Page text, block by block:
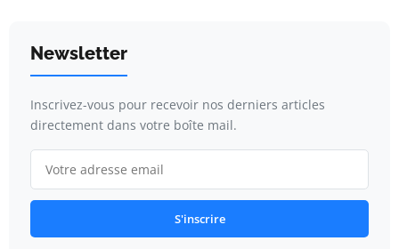
Newsletter
Inscrivez-vous pour recevoir nos derniers articles
directement dans votre boîte mail.
S'inscrire